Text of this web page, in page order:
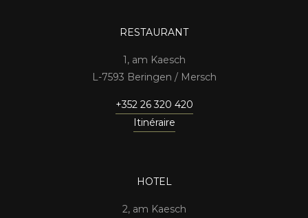
RESTAURANT
1, am Kaesch
7593 Beringen / Mersch
+352 26 320 420
Itinéraire
HOTEL
2, am Kaesch